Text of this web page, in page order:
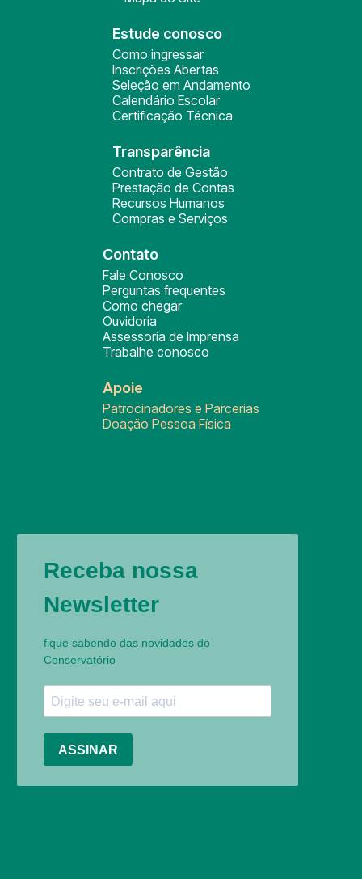
Estude conosco
Como ingressar
Inscrições Abertas
Seleção em Andamento
Calendário Escolar
Certificação Técnica
Transparência
Contrato de Gestão
Prestação de Contas
Recursos Humanos
Compras e Serviços
Contato
Fale Conosco
Perguntas frequentes
Como chegar
Ouvidoria
Assessoria de Imprensa
Trabalhe conosco
Apoie
Patrocinadores e Parcerias
Doação Pessoa Física